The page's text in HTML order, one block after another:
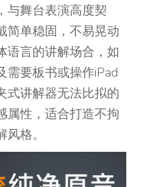
与舞台表演高度契
简单稳固，不易晃动
语言的讲解场合，如
需要板书或操作iPad
式讲解器无法比拟的
属性，适合打造不拘
格。